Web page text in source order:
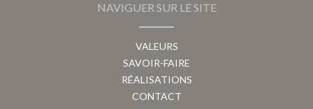
NAVIGUER SUR LE SITE
VALEURS
SAVOIR-FAIRE
RÉALISATIONS
CONTACT